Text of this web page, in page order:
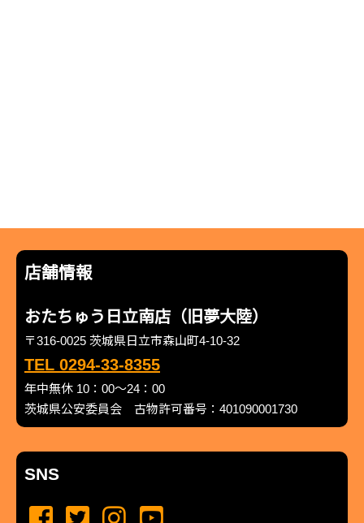
店舗情報
おたちゅう日立南店（旧夢大陸）
〒316-0025 茨城県日立市森山町4-10-32
TEL 0294-33-8355
年中無休 10：00～24：00
茨城県公安委員会 古物許可番号：401090001730
SNS